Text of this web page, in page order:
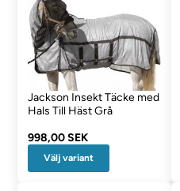
Jackson Insekt Täcke med
Hals Till Häst Grå
998,00 SEK
Välj variant